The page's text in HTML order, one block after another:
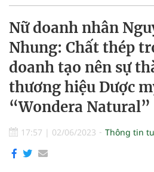
Nữ doanh nhân
Nhung: Chất thép
doanh tạo nên sự
thương hiệu Dược
“Wondera Natural”
17:57 | 02/06/2023 Thông tin